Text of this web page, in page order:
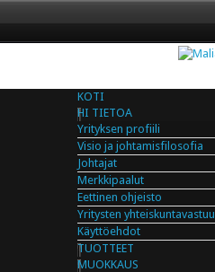
KOTI
HI TIETOA
Yrityksen profiili
Visio ja johtamisfilosofia
Johtajat
Merkkipaalut
Eettinen ohjeisto
Yritysten yhteiskuntavastuu
Käyttöehdot
TUOTTEET
MUOKKAUS